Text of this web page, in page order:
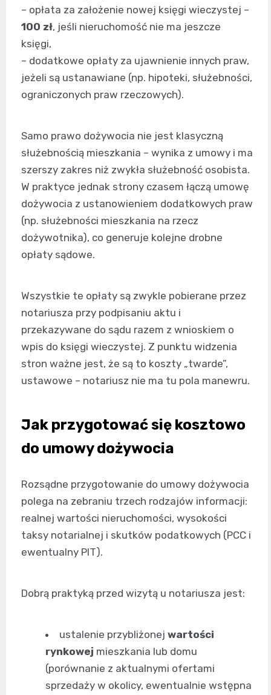
– opłata za założenie nowej księgi wieczystej –
100 zł, jeśli nieruchomość nie ma jeszcze
księgi,
– dodatkowe opłaty za ujawnienie innych praw,
jeżeli są ustanawiane (np. hipoteki, służebności,
ograniczonych praw rzeczowych).
Samo prawo dożywocia nie jest klasyczną
służebnością mieszkania – wynika z umowy i ma
szerszy zakres niż zwykła służebność osobista.
W praktyce jednak strony czasem łączą umowę
dożywocia z ustanowieniem dodatkowych praw
(np. służebności mieszkania na rzecz
dożywotnika), co generuje kolejne drobne
opłaty sądowe.
Wszystkie te opłaty są zwykle pobierane przez
notariusza przy podpisaniu aktu i
przekazywane do sądu razem z wnioskiem o
wpis do księgi wieczystej. Z punktu widzenia
stron ważne jest, że są to koszty „twarde”,
ustawowe – notariusz nie ma tu pola manewru.
Jak przygotować się kosztowo
do umowy dożywocia
Rozsądne przygotowanie do umowy dożywocia
polega na zebraniu trzech rodzajów informacji:
realnej wartości nieruchomości, wysokości
taksy notarialnej i skutków podatkowych (PCC i
ewentualny PIT).
Dobrą praktyką przed wizytą u notariusza jest:
ustalenie przybliżonej wartości
rynkowej mieszkania lub domu
(porównanie z aktualnymi ofertami
sprzedaży w okolicy, ewentualnie wstępna